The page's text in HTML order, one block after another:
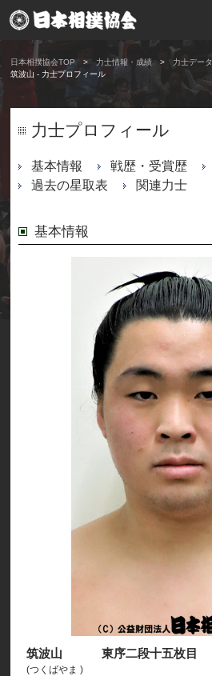
日本相撲協会TOP 力士情報・成績 力士データ
筑波山 - 力士プロフィール
力士プロフィール
基本情報 戦歴・受賞歴
過去の星取表
関連力士
基本情報
筑波山 東序二段十五枚目
(つくばやま )